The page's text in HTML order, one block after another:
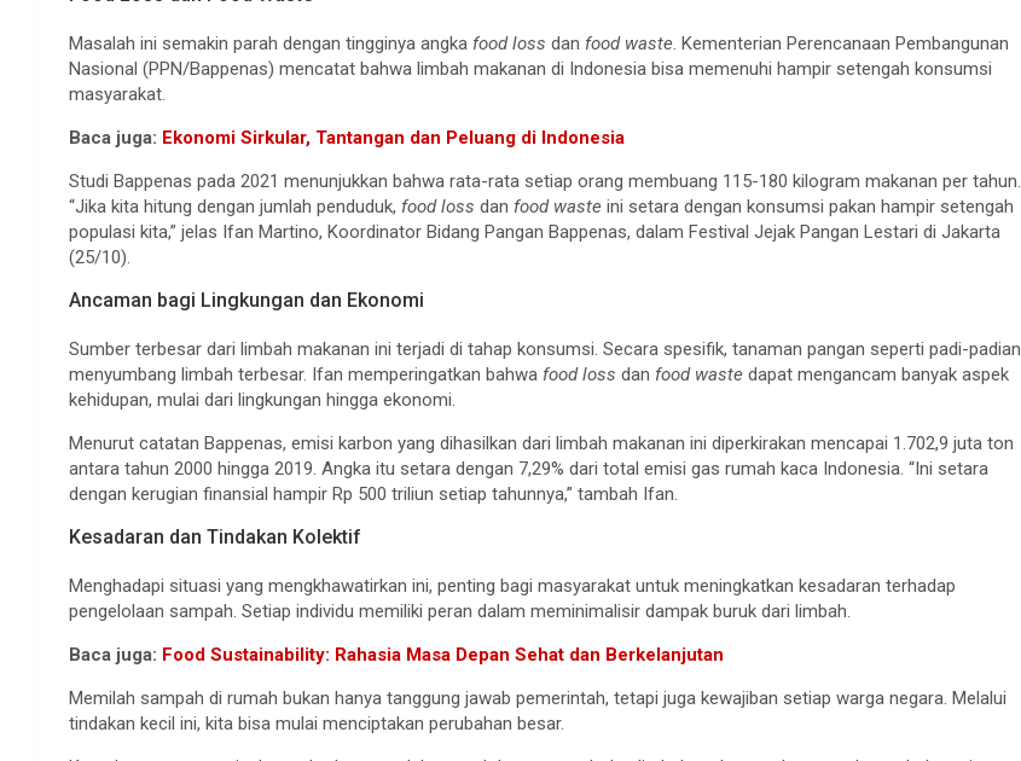
Masalah ini semakin parah dengan tingginya angka food loss dan food waste. Kementerian Perencanaan Pembangunan
Nasional (PPN/Bappenas) mencatat bahwa limbah makanan di Indonesia bisa memenuhi hampir setengah konsumsi
masyarakat.
Baca juga: Ekonomi Sirkular, Tantangan dan Peluang di Indonesia
Studi Bappenas pada 2021 menunjukkan bahwa rata-rata setiap orang membuang 115-180 kilogram makanan per tahun.
“Jika kita hitung dengan jumlah penduduk, food loss dan food waste ini setara dengan konsumsi pakan hampir setengah
populasi kita,” jelas Ifan Martino, Koordinator Bidang Pangan Bappenas, dalam Festival Jejak Pangan Lestari di Jakarta
(25/10).
Ancaman bagi Lingkungan dan Ekonomi
Sumber terbesar dari limbah makanan ini terjadi di tahap konsumsi. Secara spesifik, tanaman pangan seperti padi-padian
menyumbang limbah terbesar. Ifan memperingatkan bahwa food loss dan food waste dapat mengancam banyak aspek
kehidupan, mulai dari lingkungan hingga ekonomi.
Menurut catatan Bappenas, emisi karbon yang dihasilkan dari limbah makanan ini diperkirakan mencapai 1.702,9 juta ton
antara tahun 2000 hingga 2019. Angka itu setara dengan 7,29% dari total emisi gas rumah kaca Indonesia. “Ini setara
dengan kerugian finansial hampir Rp 500 triliun setiap tahunnya,” tambah Ifan.
Kesadaran dan Tindakan Kolektif
Menghadapi situasi yang mengkhawatirkan ini, penting bagi masyarakat untuk meningkatkan kesadaran terhadap
pengelolaan sampah. Setiap individu memiliki peran dalam meminimalisir dampak buruk dari limbah.
Baca juga: Food Sustainability: Rahasia Masa Depan Sehat dan Berkelanjutan
Memilah sampah di rumah bukan hanya tanggung jawab pemerintah, tetapi juga kewajiban setiap warga negara. Melalui
tindakan kecil ini, kita bisa mulai menciptakan perubahan besar.